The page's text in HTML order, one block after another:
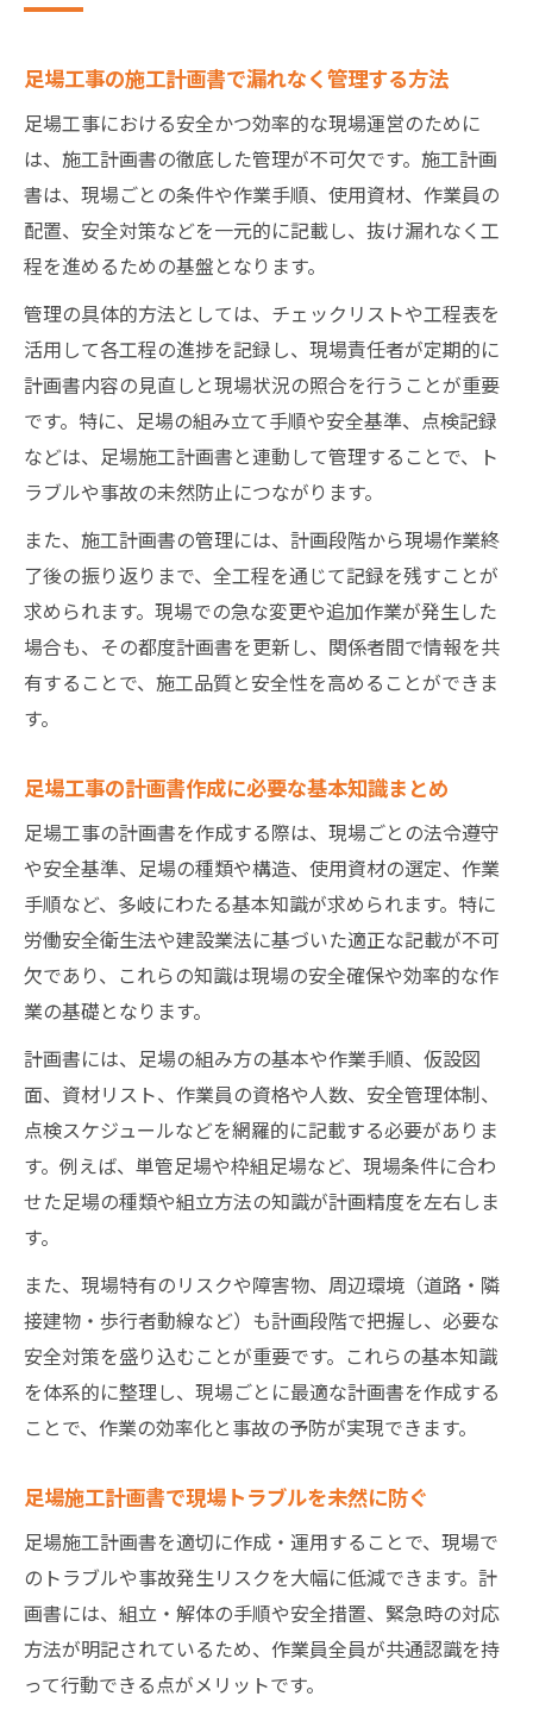
足場工事の施工計画書で漏れなく管理する方法
足場工事における安全かつ効率的な現場運営のために
は、施工計画書の徹底した管理が不可欠です。施工計画
書は、現場ごとの条件や作業手順、使用資材、作業員の
配置、安全対策などを一元的に記載し、抜け漏れなく工
程を進めるための基盤となります。
管理の具体的方法としては、チェックリストや工程表を
活用して各工程の進捗を記録し、現場責任者が定期的に
計画書内容の見直しと現場状況の照合を行うことが重要
です。特に、足場の組み立て手順や安全基準、点検記録
などは、足場施工計画書と連動して管理することで、ト
ラブルや事故の未然防止につながります。
また、施工計画書の管理には、計画段階から現場作業終
了後の振り返りまで、全工程を通じて記録を残すことが
求められます。現場での急な変更や追加作業が発生した
場合も、その都度計画書を更新し、関係者間で情報を共
有することで、施工品質と安全性を高めることができま
す。
足場工事の計画書作成に必要な基本知識まとめ
足場工事の計画書を作成する際は、現場ごとの法令遵守
や安全基準、足場の種類や構造、使用資材の選定、作業
手順など、多岐にわたる基本知識が求められます。特に
労働安全衛生法や建設業法に基づいた適正な記載が不可
欠であり、これらの知識は現場の安全確保や効率的な作
業の基礎となります。
計画書には、足場の組み方の基本や作業手順、仮設図
面、資材リスト、作業員の資格や人数、安全管理体制、
点検スケジュールなどを網羅的に記載する必要がありま
す。例えば、単管足場や枠組足場など、現場条件に合わ
せた足場の種類や組立方法の知識が計画精度を左右しま
す。
また、現場特有のリスクや障害物、周辺環境（道路・隣
接建物・歩行者動線など）も計画段階で把握し、必要な
安全対策を盛り込むことが重要です。これらの基本知識
を体系的に整理し、現場ごとに最適な計画書を作成する
ことで、作業の効率化と事故の予防が実現できます。
足場施工計画書で現場トラブルを未然に防ぐ
足場施工計画書を適切に作成・運用することで、現場で
のトラブルや事故発生リスクを大幅に低減できます。計
画書には、組立・解体の手順や安全措置、緊急時の対応
方法が明記されているため、作業員全員が共通認識を持
って行動できる点がメリットです。